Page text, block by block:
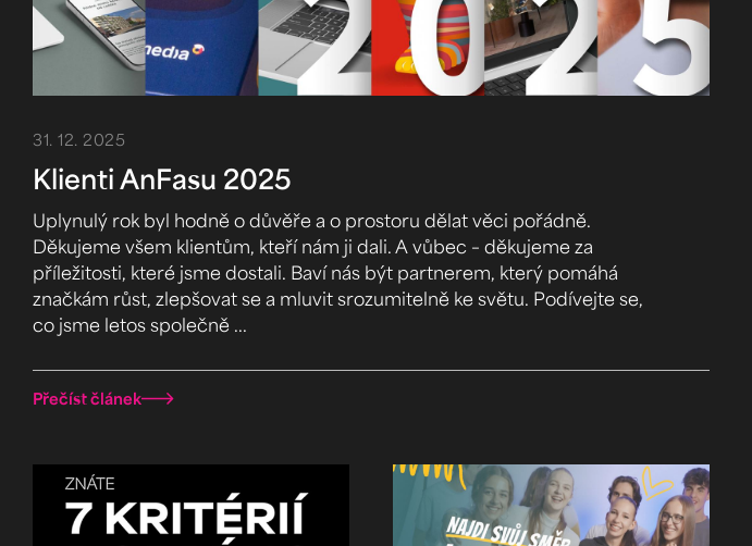
31. 12. 2025
Klienti AnFasu 2025
Uplynulý rok byl hodně o důvěře a o prostoru dělat věci pořádně.
Děkujeme všem klientům, kteří nám ji dali. A vůbec – děkujeme za
příležitosti, které jsme dostali. Baví nás být partnerem, který pomáhá
značkám růst, zlepšovat se a mluvit srozumitelně ke světu. Podívejte se,
co jsme letos společně ...
Přečíst článek